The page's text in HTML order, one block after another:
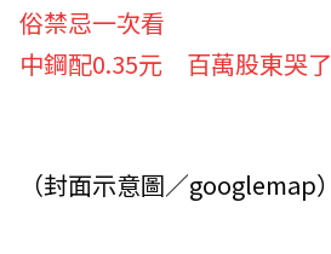
俗禁忌一次看
中鋼配0.35元 百萬股東哭了
（封面示意圖／googlemap）